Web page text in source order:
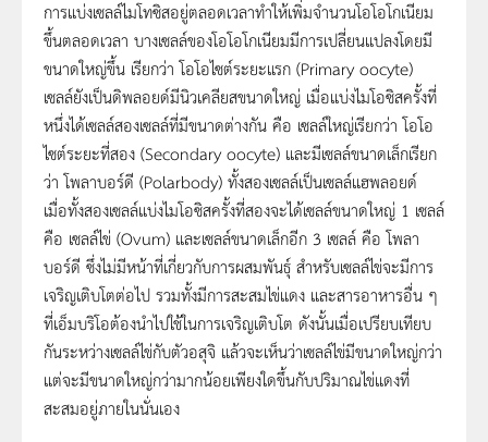
การแบ่งเซลล์ไมโทซิสอยู่ตลอดเวลาทำให้เพิ่มจำนวนโอโอโกเนียม
ขึ้นตลอดเวลา บางเซลล์ของโอโอโกเนียมมีการเปลี่ยนแปลงโดยมี
ขนาดใหญ่ขึ้น เรียกว่า โอโอไซต์ระยะแรก (Primary oocyte)
เซลล์ยังเป็นดิพลอยด์มีนิวเคลียสขนาดใหญ่ เมื่อแบ่งไมโอซิสครั้งที่
หนึ่งได้เซลล์สองเซลล์ที่มีขนาดต่างกัน คือ เซลล์ใหญ่เรียกว่า โอโอ
ไซต์ระยะที่สอง (Secondary oocyte) และมีเซลล์ขนาดเล็กเรียก
ว่า โพลาบอร์ดี (Polarbody) ทั้งสองเซลล์เป็นเซลล์แฮพลอยด์
เมื่อทั้งสองเซลล์แบ่งไมโอซิสครั้งที่สองจะได้เซลล์ขนาดใหญ่ 1 เซลล์
คือ เซลล์ไข่ (Ovum) และเซลล์ขนาดเล็กอีก 3 เซลล์ คือ โพลา
บอร์ดี ซึ่งไม่มีหน้าที่เกี่ยวกับการผสมพันธุ์ สำหรับเซลล์ไข่จะมีการ
เจริญเติบโตต่อไป รวมทั้งมีการสะสมไข่แดง และสารอาหารอื่น ๆ
ที่เอ็มบริโอต้องนำไปใช้ในการเจริญเติบโต ดังนั้นเมื่อเปรียบเทียบ
กันระหว่างเซลล์ไข่กับตัวอสุจิ แล้วจะเห็นว่าเซลล์ไข่มีขนาดใหญ่กว่า
แต่จะมีขนาดใหญ่กว่ามากน้อยเพียงใดขึ้นกับปริมาณไข่แดงที่
สะสมอยู่ภายในนั่นเอง